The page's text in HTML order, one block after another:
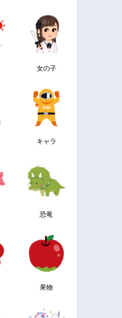
女の子
キャラ
恐竜
果物